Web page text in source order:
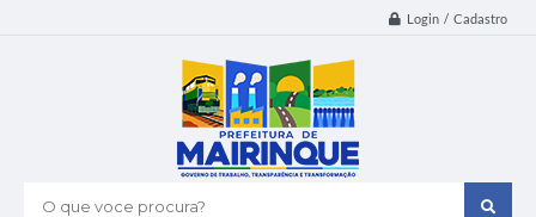
Login / Cadastro
O que voce procura?